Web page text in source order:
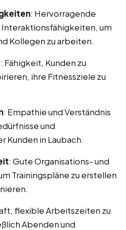
: Hervorragende
um
Kollegen zu arbeiten.
: Fähigkeit, Kunden zu
ihre Fitnessziele zu
: Empathie und Verständnis
und
Kunden in Laubach.
: Gute Organisations- und
Trainingspläne zu erstellen
flexible Arbeitszeiten zu
Abenden und